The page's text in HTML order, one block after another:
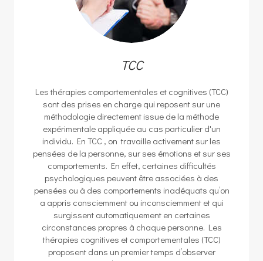
TCC
Les thérapies comportementales et cognitives (TCC)
sont des prises en charge qui reposent sur une
méthodologie directement issue de la méthode
expérimentale appliquée au cas particulier d'un
individu. En TCC , on travaille activement sur les
pensées de la personne, sur ses émotions et sur ses
comportements. En effet, certaines difficultés
psychologiques peuvent être associées à des
pensées ou à des comportements inadéquats qu’on
a appris consciemment ou inconsciemment et qui
surgissent automatiquement en certaines
circonstances propres à chaque personne. Les
thérapies cognitives et comportementales (TCC)
proposent dans un premier temps d’observer